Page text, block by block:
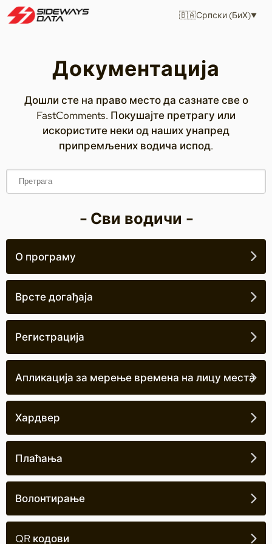
🇧🇦Српски (БиХ)
Документација
Дошли сте на право место да сазнате све о
FastComments. Покушајте претрагу или
искористите неки од наших унапред
припремљених водича испод.
- Сви водичи -
О програму
Врсте догађаја
Регистрација
Апликација за мерење времена на лицу места
Хардвер
Плаћања
Волонтирање
QR кодови